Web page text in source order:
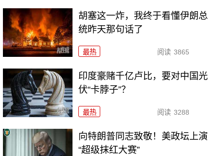
胡塞这一炸，我终于看懂伊朗总
统昨天那句话了
最热 阅读 3865
印度豪赌千亿卢比，要对中国光
伏“卡脖子”？
最热 阅读 3288
向特朗普同志致敬！美政坛上演
“超级抹红大赛”